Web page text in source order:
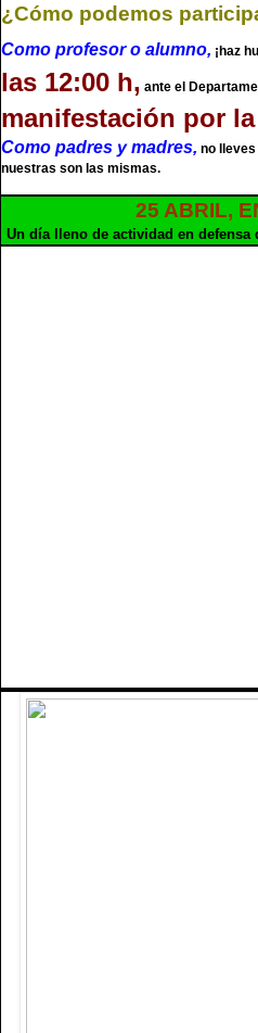
¿Cómo podemos
Como profesor o alumno, ¡haz
las 12:00 h, ante el
manifestación por
Como padres y madres, no
nuestras son las mismas.
25 ABRIL,
Un día lleno de actividad en